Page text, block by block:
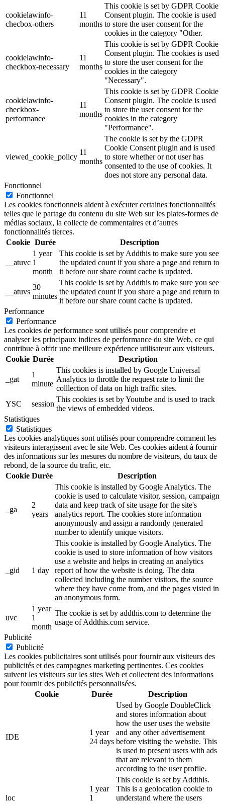
cookielawinfo-
checbox-others
11
months
This cookie is set by GDPR Cookie
Consent plugin. The cookie is used
to store the user consent for the
cookies in the category "Other.
cookielawinfo-
checkbox-necessary
11
months
This cookie is set by GDPR Cookie
Consent plugin. The cookies is used
to store the user consent for the
cookies in the category
"Necessary".
cookielawinfo-
checkbox-
performance
11
months
This cookie is set by GDPR Cookie
Consent plugin. The cookie is used
to store the user consent for the
cookies in the category
"Performance".
viewed_cookie_policy
11
months
The cookie is set by the GDPR
Cookie Consent plugin and is used
to store whether or not user has
consented to the use of cookies. It
does not store any personal data.
Fonctionnel
Fonctionnel
Les cookies fonctionnels aident à exécuter certaines fonctionnalités
telles que le partage du contenu du site Web sur les plates-formes de
médias sociaux, la collecte de commentaires et d’autres
fonctionnalités tierces.
Cookie Durée Description
__atuvc
1 year
1
month
This cookie is set by Addthis to make sure you see
the updated count if you share a page and return to
it before our share count cache is updated.
__atuvs
30
minutes
This cookie is set by Addthis to make sure you see
the updated count if you share a page and return to
it before our share count cache is updated.
Performance
Performance
Les cookies de performance sont utilisés pour comprendre et
analyser les principaux indices de performance du site Web, ce qui
contribue à offrir une meilleure expérience utilisateur aux visiteurs.
Cookie Durée Description
_gat
1
minute
This cookies is installed by Google Universal
Analytics to throttle the request rate to limit the
colllection of data on high traffic sites.
YSC
session
This cookies is set by Youtube and is used to track
the views of embedded videos.
Statistiques
Statistiques
Les cookies analytiques sont utilisés pour comprendre comment les
visiteurs interagissent avec le site Web. Ces cookies aident à fournir
des informations sur les mesures du nombre de visiteurs, du taux de
rebond, de la source du trafic, etc.
Cookie Durée Description
_ga
2
years
This cookie is installed by Google Analytics. The
cookie is used to calculate visitor, session, campaign
data and keep track of site usage for the site's
analytics report. The cookies store information
anonymously and assign a randomly generated
number to identify unique visitors.
_gid 1 day
This cookie is installed by Google Analytics. The
cookie is used to store information of how visitors
use a website and helps in creating an analytics
report of how the website is doing. The data
collected including the number visitors, the source
where they have come from, and the pages visted in
an anonymous form.
uvc
1 year
1
month
The cookie is set by addthis.com to determine the
usage of Addthis.com service.
Publicité
Publicité
Les cookies publicitaires sont utilisés pour fournir aux visiteurs des
publicités et des campagnes marketing pertinentes. Ces cookies
suivent les visiteurs sur les sites Web et collectent des informations
pour fournir des publicités personnalisées.
Cookie
Durée Description
IDE
1 year
24 days
Used by Google DoubleClick
and stores information about
how the user uses the website
and any other advertisement
before visiting the website. This
is used to present users with ads
that are relevant to them
according to the user profile.
loc
1 year
1
This cookie is set by Addthis.
This is a geolocation cookie to
understand where the users